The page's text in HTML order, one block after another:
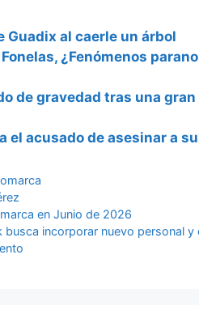
Guadix al caerle un árbol
¿Fenómenos
de gravedad tras una
el acusado de asesinar a
en Junio de 2026
busca incorporar nuevo personal